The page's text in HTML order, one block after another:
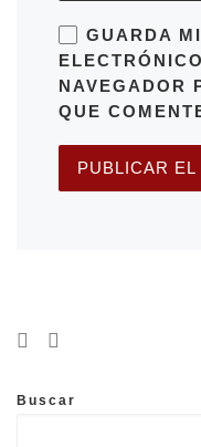
GUARDA
NAVEGADOR
QUE
Buscar